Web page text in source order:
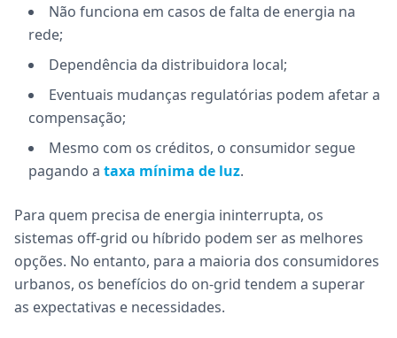
Não funciona em casos de falta de energia na
rede;
Dependência da distribuidora local;
Eventuais mudanças regulatórias podem afetar a
compensação;
Mesmo com os créditos, o consumidor segue
pagando a taxa mínima de luz.
Para quem precisa de energia ininterrupta, os
sistemas off-grid ou híbrido podem ser as melhores
opções. No entanto, para a maioria dos consumidores
urbanos, os benefícios do on-grid tendem a superar
as expectativas e necessidades.